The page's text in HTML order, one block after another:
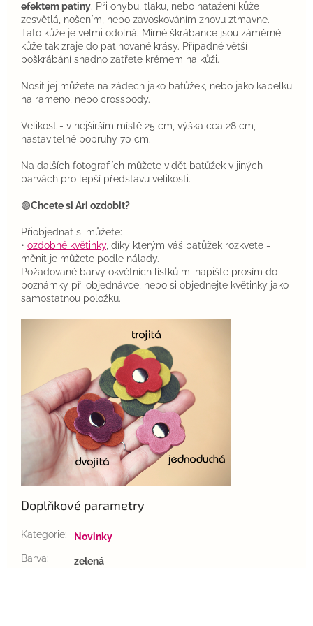
efektem patiny. Při ohybu, tlaku, nebo natažení kůže
zesvětlá, nošením, nebo zavoskováním znovu ztmavne.
Tato kůže je velmi odolná. Mírné škrábance jsou záměrné -
kůže tak zraje do patinované krásy. Případné větší
poškrábání snadno zatřete krémem na kůži.
Nosit jej můžete na zádech jako batůžek, nebo jako kabelku
na rameno, nebo crossbody.
Velikost - v nejširším místě 25 cm, výška cca 28 cm,
nastavitelné popruhy 70 cm.
Na dalších fotografiích můžete vidět batůžek v jiných
barvách pro lepší představu velikosti.
🟢Chcete si Ari ozdobit?
Přiobjednat si můžete:
• ozdobné květinky, díky kterým váš batůžek rozkvete -
měnit je můžete podle nálady.
Požadované barvy okvětních lístků mi napište prosím do
poznámky při objednávce, nebo si objednejte květinky jako
samostatnou položku.
Doplňkové parametry
Kategorie:
Novinky
Barva: zelená